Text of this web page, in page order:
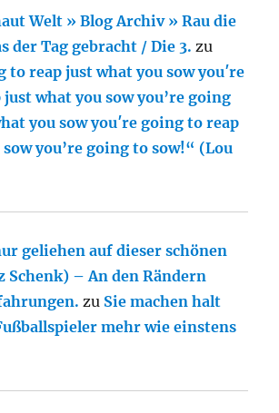
Welt » Blog Archiv » Rau die
der Tag gebracht / Die 3. zu
to reap just what you sow you′re
what you sow you’re going
you sow you′re going to reap
you’re going to sow!“ (Lou
geliehen auf dieser schönen
Schenk) – An den Rändern
zu Sie machen halt
mehr wie einstens